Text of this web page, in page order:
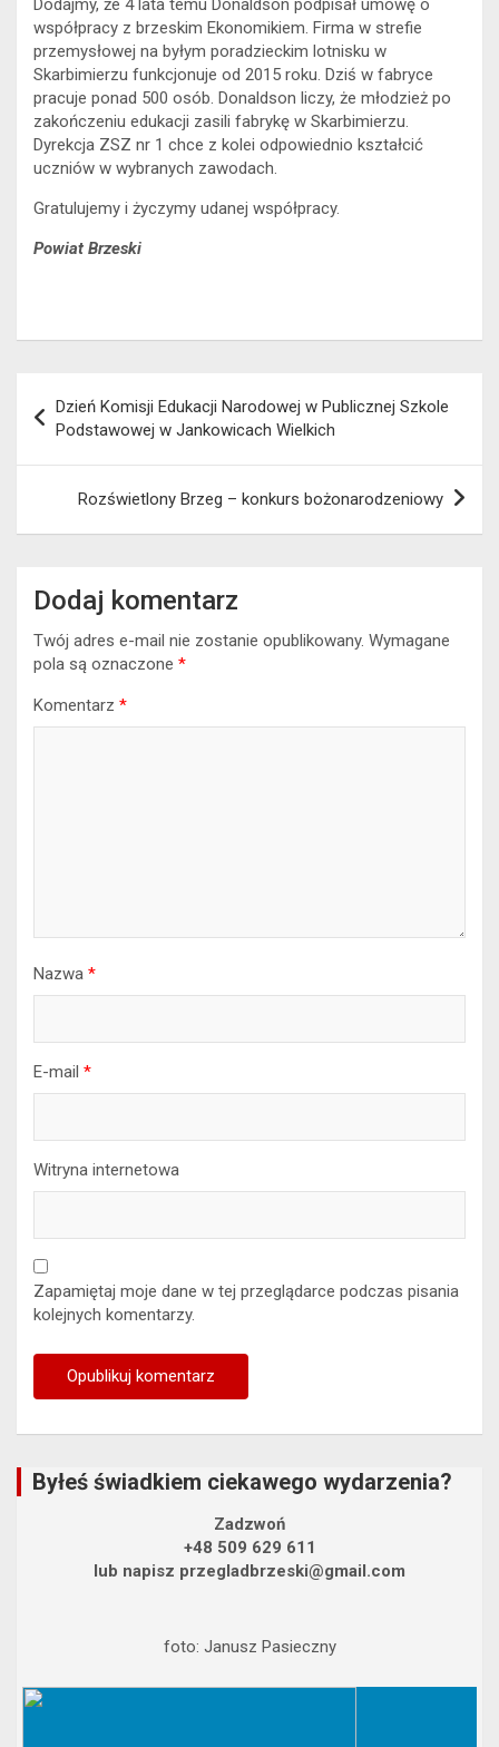
Dodajmy, że 4 lata temu Donaldson podpisał umowę o
współpracy z brzeskim Ekonomikiem. Firma w strefie
przemysłowej na byłym poradzieckim lotnisku w
Skarbimierzu funkcjonuje od 2015 roku. Dziś w fabryce
pracuje ponad 500 osób. Donaldson liczy, że młodzież po
zakończeniu edukacji zasili fabrykę w Skarbimierzu.
Dyrekcja ZSZ nr 1 chce z kolei odpowiednio kształcić
uczniów w wybranych zawodach.
Gratulujemy i życzymy udanej współpracy.
Powiat Brzeski
wpisu
Dzień Komisji Edukacji Narodowej w Publicznej Szkole
Podstawowej w Jankowicach Wielkich
Rozświetlony Brzeg – konkurs bożonarodzeniowy
Dodaj komentarz
Twój adres e-mail nie zostanie opublikowany. Wymagane
pola są oznaczone *
Komentarz *
Nazwa *
E-mail *
Witryna internetowa
Zapamiętaj moje dane w tej przeglądarce podczas pisania
kolejnych komentarzy.
Byłeś świadkiem ciekawego wydarzenia?
Zadzwoń
+48 509 629 611
lub napisz przegladbrzeski@gmail.com
foto: Janusz Pasieczny